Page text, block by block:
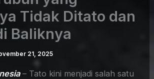
Tidak Ditato dan
Baliknya
21, 2025
– Tato kini menjadi salah satu